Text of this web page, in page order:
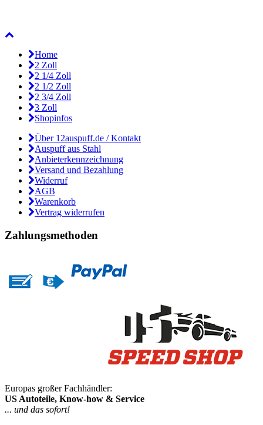
Home
2 Zoll
2 1/4 Zoll
2 1/2 Zoll
2 3/4 Zoll
3 Zoll
Shopinfos
Über 12auspuff.de / Kontakt
Auspuff aus Stahl
Anbieterkennzeichnung
Versand und Bezahlung
Widerruf
AGB
Warenkorb
Vertrag widerrufen
Zahlungsmethoden
Europas großer Fachhändler:
US Autoteile, Know-how & Service
... und das sofort!